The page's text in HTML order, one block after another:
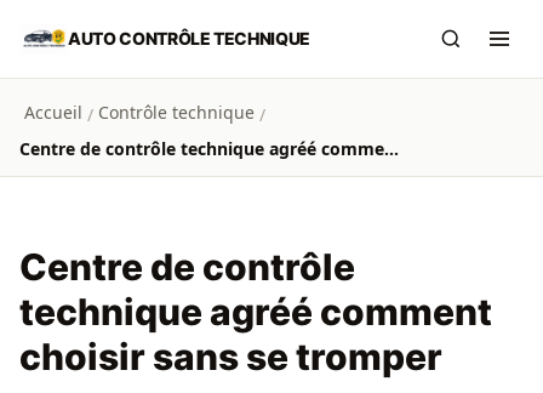
Aller au contenu principal
AUTO CONTRÔLE TECHNIQUE
Accueil / Contrôle technique /
Centre de contrôle technique agréé comment choisir sans se tromper
Centre de contrôle
technique agréé comment
choisir sans se tromper